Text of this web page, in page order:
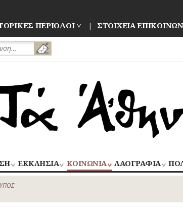
ΠΕΡΙΟΔΟΙ ΣΤΟΙΧΕΙΑ
ΕΚΚΛΗΣΙΑ
ΝΑΟΙ
ΚΟΙΝΩΝΙΑ
ΑΝΘΡΩΠΙΝΕΣ
ΑΣΤΥΝΟΜΙΑ
ΛΑΟΓΡΑΦΙΑ
ΛΑΙΚΗ